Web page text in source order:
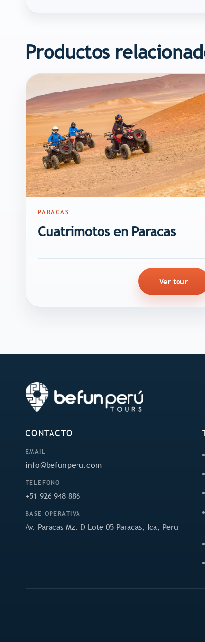
Productos
PARACAS
Cuatrimotos en Paracas
Ver tour
CONTACTO
EMAIL
info@befunperu.com
TELEFONO
+51 926 948 886
BASE OPERATIVA
Av. Paracas Mz. D Lote 05 Paracas, Ica, Peru